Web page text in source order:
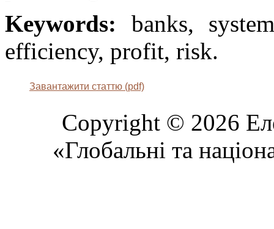
Keywords: banks,
efficiency, profit, risk.
Завантажити статтю (pdf)
Copyright © 2026
«Глобальні та